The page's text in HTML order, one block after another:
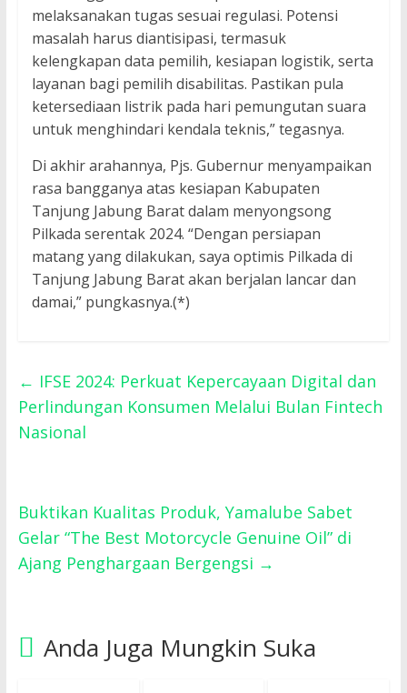
melaksanakan tugas sesuai regulasi. Potensi
masalah harus diantisipasi, termasuk
kelengkapan data pemilih, kesiapan logistik, serta
layanan bagi pemilih disabilitas. Pastikan pula
ketersediaan listrik pada hari pemungutan suara
untuk menghindari kendala teknis,” tegasnya.
Di akhir arahannya, Pjs. Gubernur menyampaikan
rasa bangganya atas kesiapan Kabupaten
Tanjung Jabung Barat dalam menyongsong
Pilkada serentak 2024. “Dengan persiapan
matang yang dilakukan, saya optimis Pilkada di
Tanjung Jabung Barat akan berjalan lancar dan
damai,” pungkasnya.(*)
← IFSE 2024: Perkuat Kepercayaan Digital dan
Perlindungan Konsumen Melalui Bulan Fintech
Nasional
Buktikan Kualitas Produk, Yamalube Sabet
Gelar “The Best Motorcycle Genuine Oil” di
Ajang Penghargaan Bergengsi →
Anda Juga Mungkin Suka